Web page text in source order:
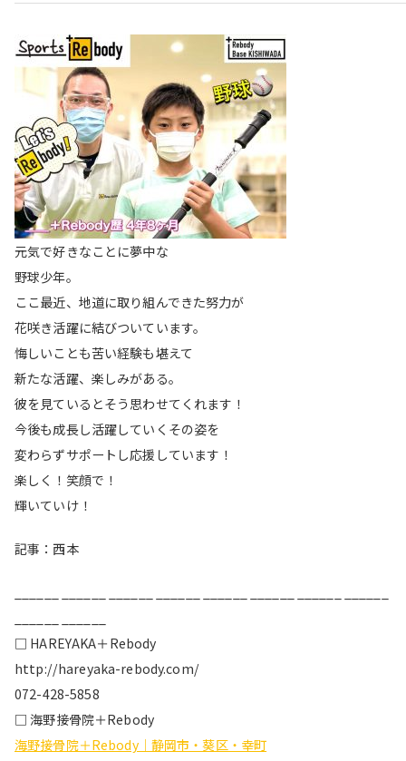
元気で好きなことに夢中な
野球少年。
ここ最近、地道に取り組んできた努力が
花咲き活躍に結びついています。
悔しいことも苦い経験も堪えて
新たな活躍、楽しみがある。
彼を見ているとそう思わせてくれます！
今後も成長し活躍していくその姿を
変わらずサポートし応援しています！
楽しく！笑顔で！
輝いていけ！
記事：西本
□ HAREYAKA＋Rebody
http://hareyaka-rebody.com/
072-428-5858
□ 海野接骨院＋Rebody
海野接骨院＋Rebody｜静岡市・葵区・幸町